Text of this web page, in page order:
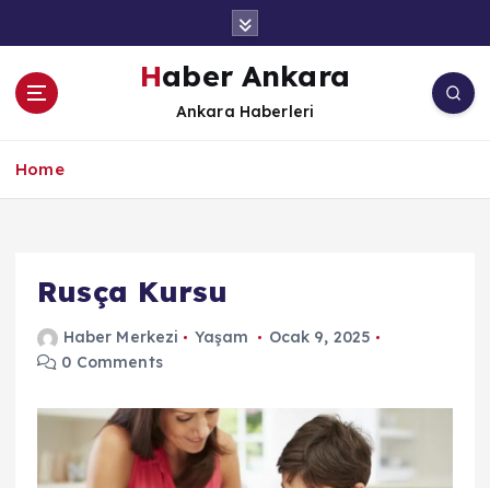
Haber Ankara
Ankara Haberleri
Home
Rusça Kursu
Haber Merkezi Yaşam
Ocak 9, 2025
0 Comments